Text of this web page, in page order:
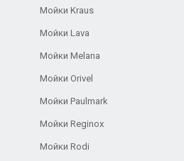
Мойки Kraus
Мойки Lava
Мойки Melana
Мойки Orivel
Мойки Paulmark
Мойки Reginox
Мойки Rodi